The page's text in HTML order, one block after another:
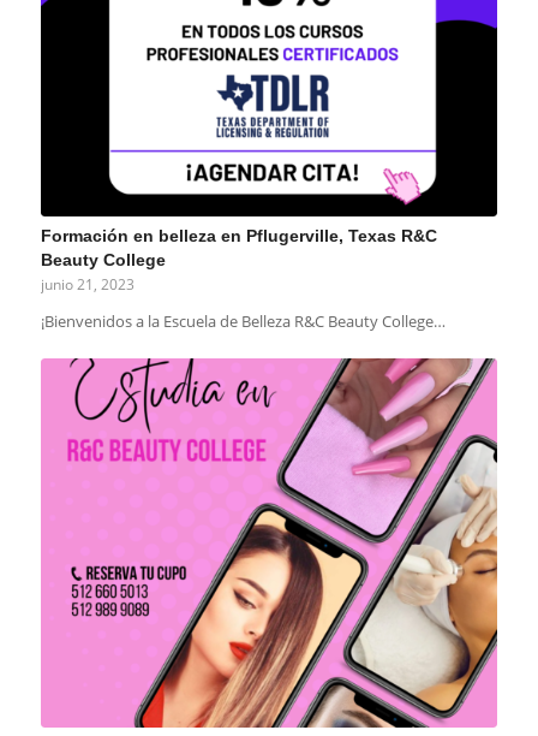
Formación en belleza en Pflugerville, Texas R&C
Beauty College
junio 21, 2023
¡Bienvenidos a la Escuela de Belleza R&C Beauty College…